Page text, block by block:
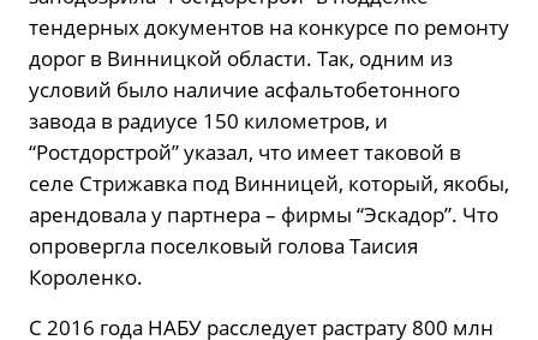
тендерных документов на конкурсе по ремонту
дорог в Винницкой области. Так, одним из
условий было наличие асфальтобетонного
завода в радиусе 150 километров, и
“Ростдорстрой” указал, что имеет таковой в
селе Стрижавка под Винницей, который, якобы,
арендовала у партнера – фирмы “Эскадор”. Что
опровергла поселковый голова Таисия
Короленко.
С 2016 года НАБУ расследует растрату 800 млн